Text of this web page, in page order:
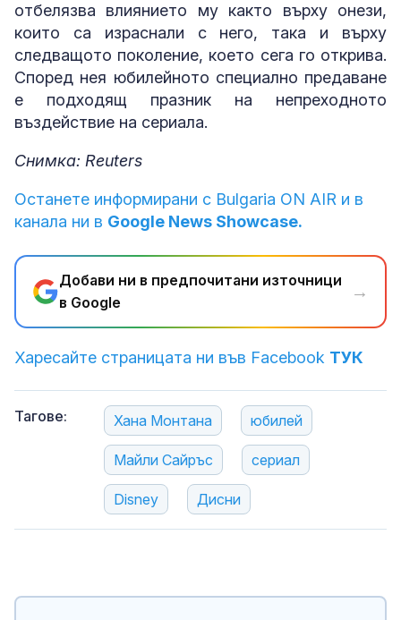
отбелязва влиянието му както върху онези,
които са израснали с него, така и върху
следващото поколение, което сега го открива.
Според нея юбилейното специално предаване
е подходящ празник на непреходното
въздействие на сериала.
Снимка: Reuters
Останете информирани с Bulgaria ON AIR и в
канала ни в Google News Showcase.
Добави ни в предпочитани източници
в Google
→
Харесайте страницата ни във Facebook ТУК
Тагове: Хана Монтана юбилей
Майли Сайръс сериал
Disney Дисни